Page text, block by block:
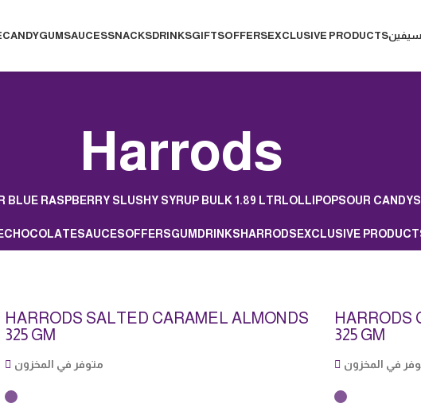
CANDYGUMSAUCESSNACKSDRINKSGIFTSOFFERSEXCLUSIVE PRODUCTSسيفين
Harrods
BLUE RASPBERRY SLUSHY SYRUP BULK 1.89 LTR LOLLIPOPSOUR CANDY
CHOCOLATESAUCESOFFERSGUM DRINKS HARRODS EXCLUSIVE
HARRODS SALTED CARAMEL ALMONDS
325 GM
متوفر في المخزون
HARRODS
325 GM
في المخزون